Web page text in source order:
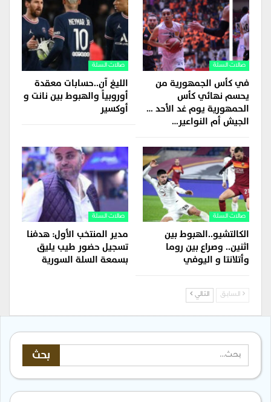
صالات السلة
في كأس الجمهورية من
يحسم نهائي كأس
الحمهورية يوم غد الأحد …
الجيش أم النواعير…
صالات السلة
الليغ آن..حسابات معقدة
أوروبياً والهبوط بين نانت و
أوكسير
صالات السلة
الكالتشيو..الهبوط بين
اثنين.. وصراع بين روما
وأتلانتا و اليوفي
صالات السلة
مدير المنتخب الأول: هدفنا
تسجيل حضور طيب يليق
بسمعة السلة السورية
السابق التالي